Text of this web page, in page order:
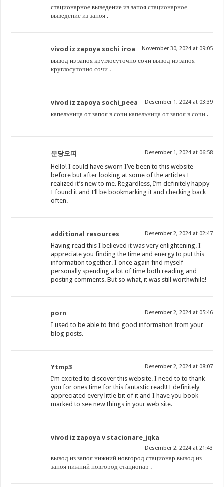
стационарное выведение из запоястационарное
выведение из запоя .
vivod iz zapoya sochi_iroa November 30, 2024 at 09:05
вывод из запоя круглосуточно сочивывод из запоя
круглосуточно сочи .
vivod iz zapoya sochi_peea Desember 1, 2024 at 03:39
капельница от запоя в сочикапельница от запоя в сочи .
분당오피 Desember 1, 2024 at 06:58
Hello! I could have sworn I’ve been to this website
before but after looking at some of the articles I
realized it’s new to me. Regardless, I’m definitely happy
I found it and I’ll be bookmarking it and checking back
often.
additional resources Desember 2, 2024 at 02:47
Having read this I believed it was very enlightening. I
appreciate you finding the time and energy to put this
information together. I once again find myself
personally spending a lot of time both reading and
posting comments. But so what, it was still worthwhile!
porn Desember 2, 2024 at 05:46
I used to be able to find good information from your
blog posts.
Ytmp3 Desember 2, 2024 at 08:07
I’m excited to discover this website. I need to to thank
you for ones time for this fantastic read!! I definitely
appreciated every little bit of it and I have you book-
marked to see new things in your web site.
vivod iz zapoya v stacionare_jqka
Desember 2, 2024 at 21:43
вывод из запоя нижний новгород стационарвывод из
запоя нижний новгород стационар .